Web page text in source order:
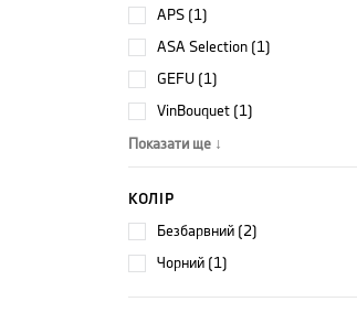
APS (1)
ASA Selection (1)
GEFU (1)
VinBouquet (1)
Показати ще ↓
КОЛІР
безбарвний (2)
чорний (1)